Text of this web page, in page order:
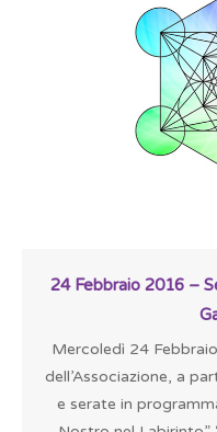
24 Febbraio 2016 –
Mercoledì 24
dell’Associazione, a
e serate in